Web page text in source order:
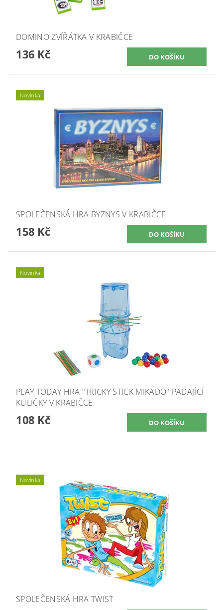
DOMINO ZVÍŘÁTKA V KRABIČCE
136 Kč
Novinka
SPOLEČENSKÁ HRA BYZNYS V KRABIČCE
158 Kč
Novinka
PLAY TODAY HRA "TRICKY STICK MIKADO" PADAJÍCÍ
KULIČKY V KRABIČCE
108 Kč
Novinka
SPOLEČENSKÁ HRA TWIST